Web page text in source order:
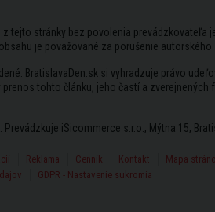
tejto stránky bez povolenia prevádzkovateľa
je považované za porušenie autorského
BratislavaDen.sk si vyhradzuje právo
prenos tohto článku, jeho častí a zverejnených
iSicommerce s.r.o., Mýtna 15,
Reklama Cenník Kontakt Mapa
GDPR - Nastavenie sukromia